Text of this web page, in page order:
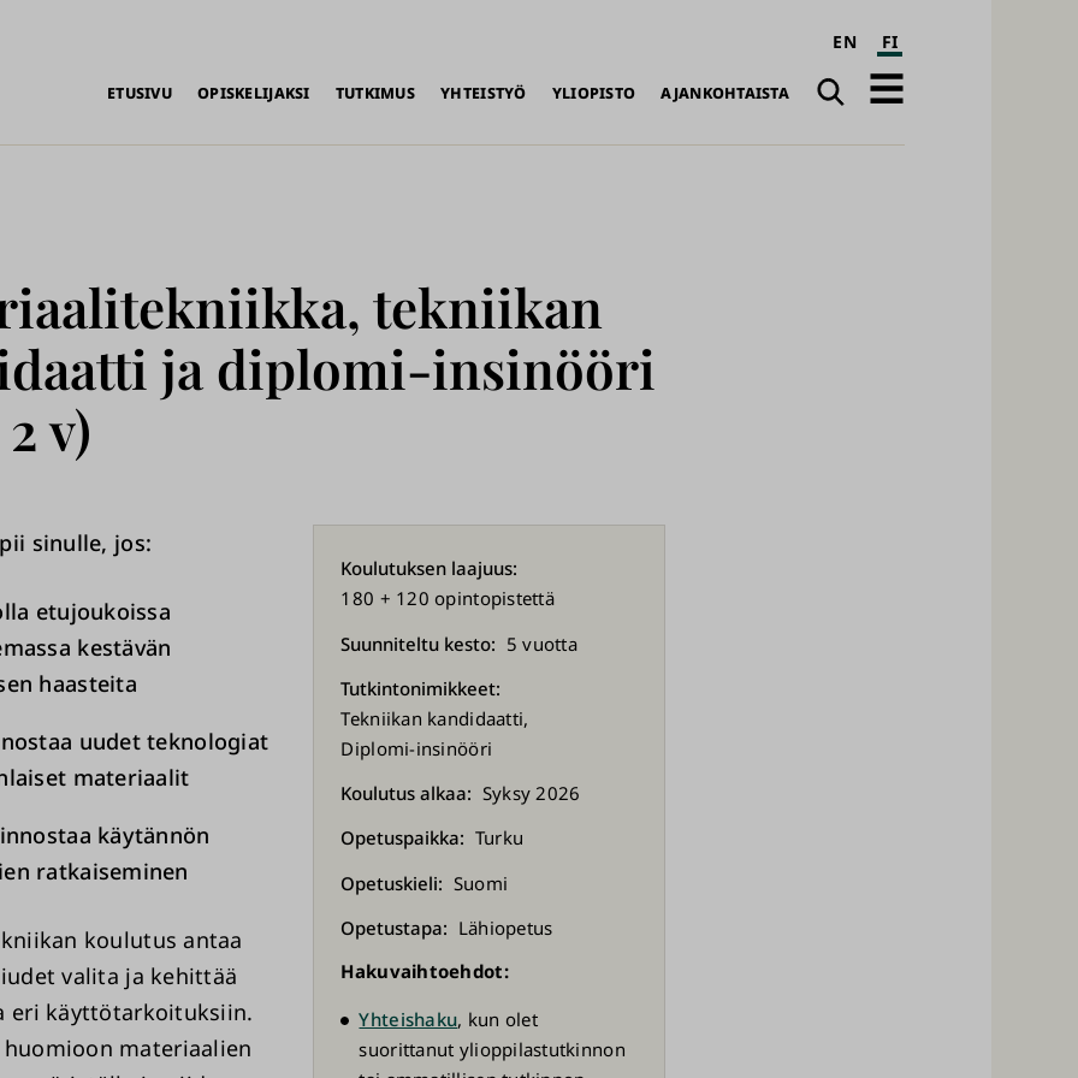
EN FI
ETUSIVU OPISKELIJAKSI TUTKIMUS YHTEISTYÖ YLIOPISTO AJANKOHTAISTA
Haku
Avaa
tekniikan
ja diplomi-insinööri
v)
Koulutuksen laajuus
180 + 120 opintopistettä
Suunniteltu kesto
5 vuotta
Tutkintonimikkeet
Tekniikan kandidaatti
Diplomi-insinööri
Koulutus alkaa
Syksy 2026
Opetuspaikka
Turku
Opetuskieli
Suomi
Opetustapa
Lähiopetus
Hakuvaihtoehdot:
Yhteishaku, kun olet
suorittanut ylioppilastutkinnon
sinulle, jos:
etujoukoissa
kestävän
haasteita
uudet teknologiat
materiaalit
käytännön
ratkaiseminen
koulutus antaa
valita ja kehittää
eri käyttötarkoituksiin.
materiaalien